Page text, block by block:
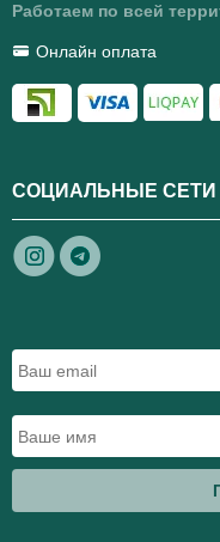
Работаем по всей
Онлайн оплата
СОЦИАЛЬНЫЕ СЕТИ